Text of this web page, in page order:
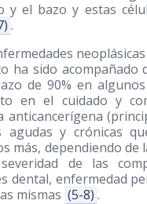
y el bazo y estas
.
ha sido
de 90% en
en el cuidado y
anticancerígena
agudas y crónicas
más, dependiendo
de las
dental, enfermedad
mismas (5-8) .